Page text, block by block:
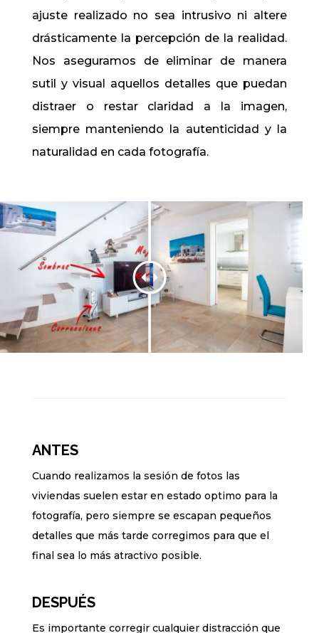
ajuste realizado no sea intrusivo ni altere
drásticamente la percepción de la realidad.
Nos aseguramos de eliminar de manera
sutil y visual aquellos detalles que puedan
distraer o restar claridad a la imagen,
siempre manteniendo la autenticidad y la
naturalidad en cada fotografía.
ANTES
Cuando realizamos la sesión de fotos las
viviendas suelen estar en estado optimo para la
fotografía, pero siempre se escapan pequeños
detalles que más tarde corregimos para que el
final sea lo más atractivo posible.
DESPUÉS
Es importante corregir cualquier distracción que